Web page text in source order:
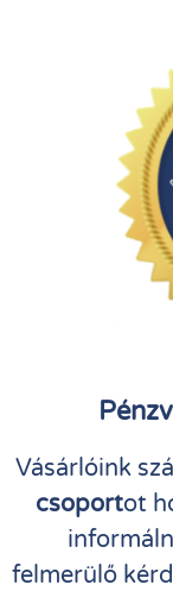
Vásárlóink
csoportot
felmerülő